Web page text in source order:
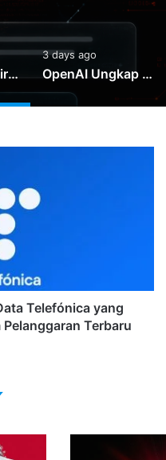
Anthropic Konfirmasi Claude Sempat Mengalami Gangguan Global
3 days ago
OpenAI Ungkap Model AI Gunakan Kredensial Bocor Saat Menyerang Hugging Face
Telefónica yang
Terbaru